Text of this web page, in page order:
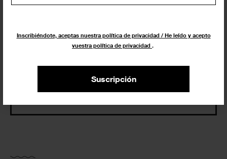
Inscribiéndote, aceptas nuestra política de privacidad / He leído y acepto
vuestra política de privacidad .
Suscripción